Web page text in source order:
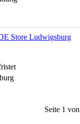
Store Ludwigsburg
Seite 1